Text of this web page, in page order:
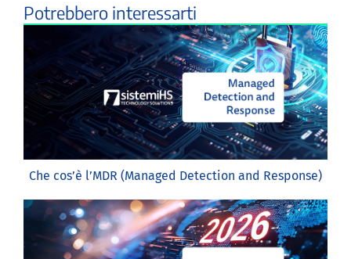
Potrebbero interessarti
Che cos’è l’MDR (Managed Detection and Response)